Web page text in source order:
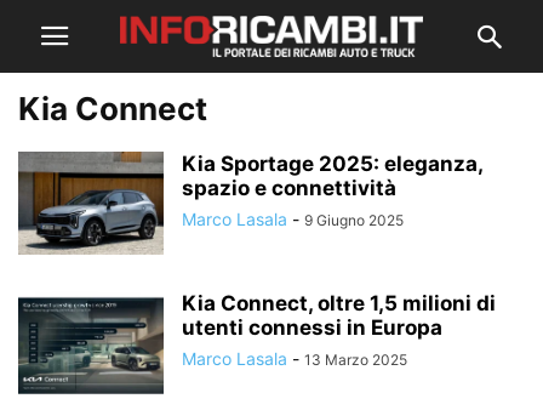
Kia Connect
Kia Sportage 2025: eleganza,
spazio e connettività
Marco Lasala - 9 Giugno 2025
Kia Connect, oltre 1,5 milioni di
utenti connessi in Europa
Marco Lasala - 13 Marzo 2025